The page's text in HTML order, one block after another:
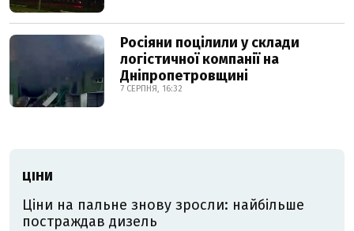
Росіяни поцілили у склади
логістичної компанії на
Дніпропетровщині
7 СЕРПНЯ, 16:32
ЦІНИ
Ціни на пальне знову зросли: найбільше
постраждав дизель